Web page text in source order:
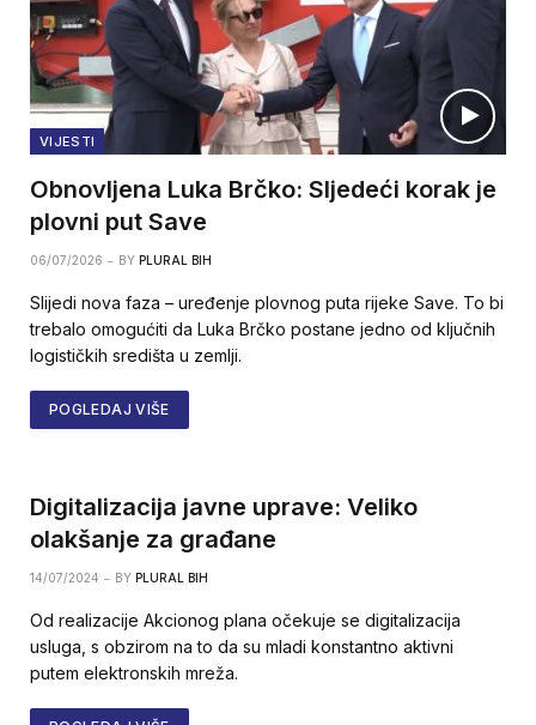
VIJESTI
Obnovljena Luka Brčko: Sljedeći korak je
plovni put Save
06/07/2026 BY PLURAL BIH
Slijedi nova faza – uređenje plovnog puta rijeke Save. To bi
trebalo omogućiti da Luka Brčko postane jedno od ključnih
logističkih središta u zemlji.
POGLEDAJ VIŠE
Digitalizacija javne uprave: Veliko
olakšanje za građane
14/07/2024 BY PLURAL BIH
Od realizacije Akcionog plana očekuje se digitalizacija
usluga, s obzirom na to da su mladi konstantno aktivni
putem elektronskih mreža.